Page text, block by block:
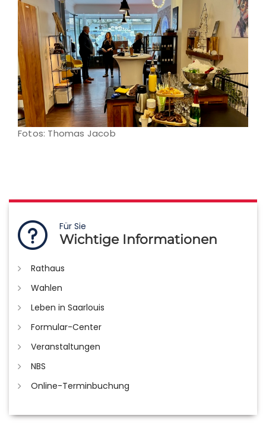
Fotos: Thomas Jacob
Für Sie
Wichtige Informationen
Rathaus
Wahlen
Leben in Saarlouis
Formular-Center
Veranstaltungen
NBS
Online-Terminbuchung